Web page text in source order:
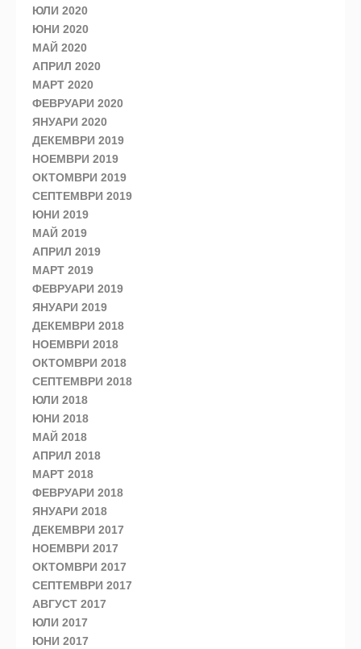
ЮЛИ 2020
ЮНИ 2020
МАЙ 2020
АПРИЛ 2020
МАРТ 2020
ФЕВРУАРИ 2020
ЯНУАРИ 2020
ДЕКЕМВРИ 2019
НОЕМВРИ 2019
ОКТОМВРИ 2019
СЕПТЕМВРИ 2019
ЮНИ 2019
МАЙ 2019
АПРИЛ 2019
МАРТ 2019
ФЕВРУАРИ 2019
ЯНУАРИ 2019
ДЕКЕМВРИ 2018
НОЕМВРИ 2018
ОКТОМВРИ 2018
СЕПТЕМВРИ 2018
ЮЛИ 2018
ЮНИ 2018
МАЙ 2018
АПРИЛ 2018
МАРТ 2018
ФЕВРУАРИ 2018
ЯНУАРИ 2018
ДЕКЕМВРИ 2017
НОЕМВРИ 2017
ОКТОМВРИ 2017
СЕПТЕМВРИ 2017
АВГУСТ 2017
ЮЛИ 2017
ЮНИ 2017